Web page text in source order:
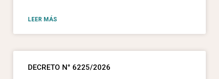
LEER MÁS
DECRETO N° 6225/2026